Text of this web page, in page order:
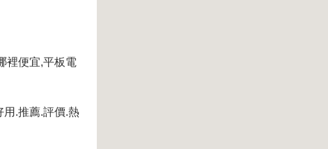
裡便宜,平板電
用.推薦.評價.熱